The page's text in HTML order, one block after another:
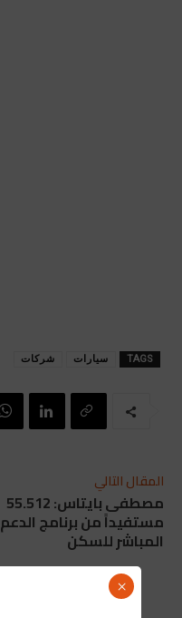
TAGS سيارات شركات
المقال التالي
مصطفى بايتاس: 55.512
مستفيداً من برنامج الدعم
المباشر للسكن
×